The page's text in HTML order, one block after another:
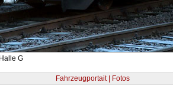
G
Fahrzeugportait | Fotos